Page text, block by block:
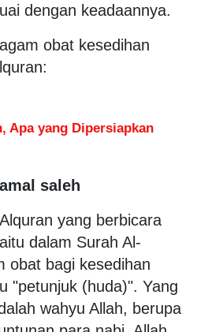
dengan keadaannya.
obat kesedihan
Apa yang Dipersiapkan
saleh
yang berbicara
dalam Surah Al-
obat bagi kesedihan
"petunjuk (huda)". Yang
wahyu Allah, berupa